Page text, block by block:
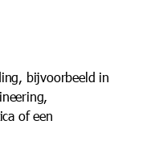
bijvoorbeeld in
of een